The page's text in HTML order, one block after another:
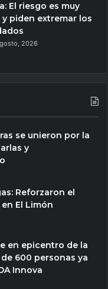
El riesgo es muy
y piden extremar los
2026
se unieron por la
y
Reforzaron el
El Limón
en epicentro de la
600 personas ya
Innova